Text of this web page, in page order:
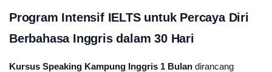
Program Intensif IELTS untuk Percaya Diri
Berbahasa Inggris dalam 30 Hari
Kursus Speaking Kampung Inggris 1 Bulan dirancang